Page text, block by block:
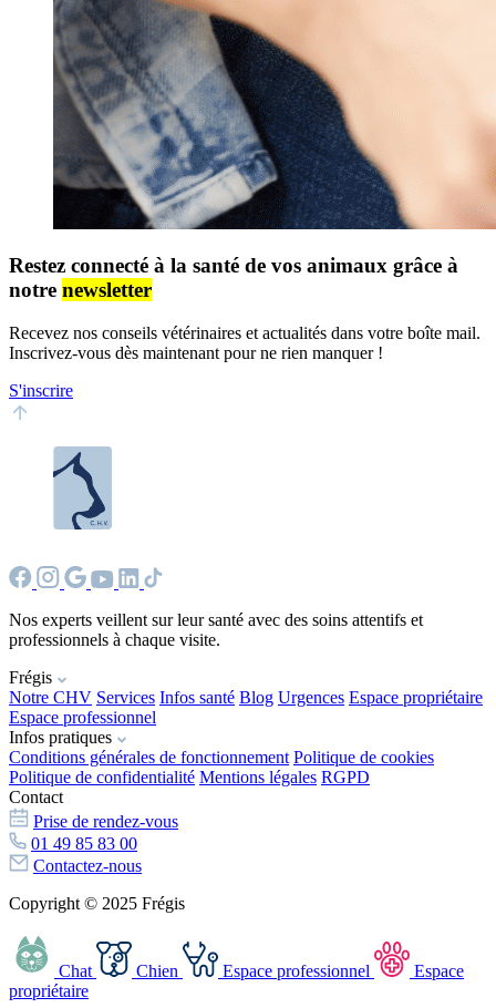
Restez connecté à la santé de vos animaux grâce à
notre newsletter
Recevez nos conseils vétérinaires et actualités dans votre boîte mail.
Inscrivez-vous dès maintenant pour ne rien manquer !
S'inscrire
Nos experts veillent sur leur santé avec des soins attentifs et
professionnels à chaque visite.
Frégis
Notre CHV Services Infos santé Blog Urgences Espace propriétaire
Espace professionnel
Infos pratiques
Conditions générales de fonctionnement Politique de cookies
Politique de confidentialité Mentions légales RGPD
Contact
Prise de rendez-vous
01 49 85 83 00
Contactez-nous
Copyright © 2025 Frégis
Chat Chien Espace professionnel
Espace
propriétaire